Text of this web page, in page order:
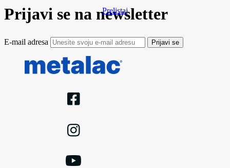
Prelistaj
Prijavi se na newsletter
E-mail adresa Prijavi se